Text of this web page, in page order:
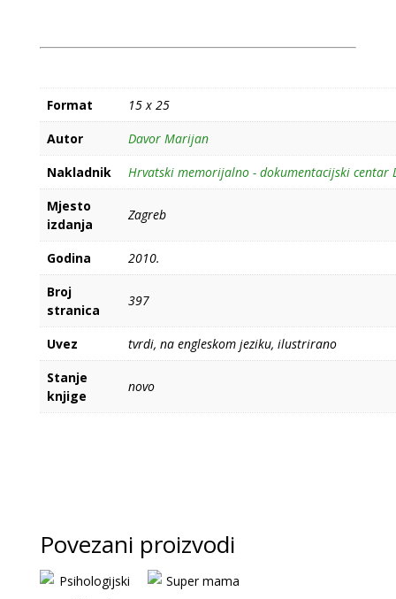
Format
15 x 25
Autor
Davor Marijan
Nakladnik
Hrvatski memorijalno - dokumentacijski centar
Mjesto
izdanja
Zagreb
Godina
2010.
Broj
stranica
397
Uvez
tvrdi, na engleskom jeziku, ilustrirano
Stanje
knjige
novo
Povezani proizvodi